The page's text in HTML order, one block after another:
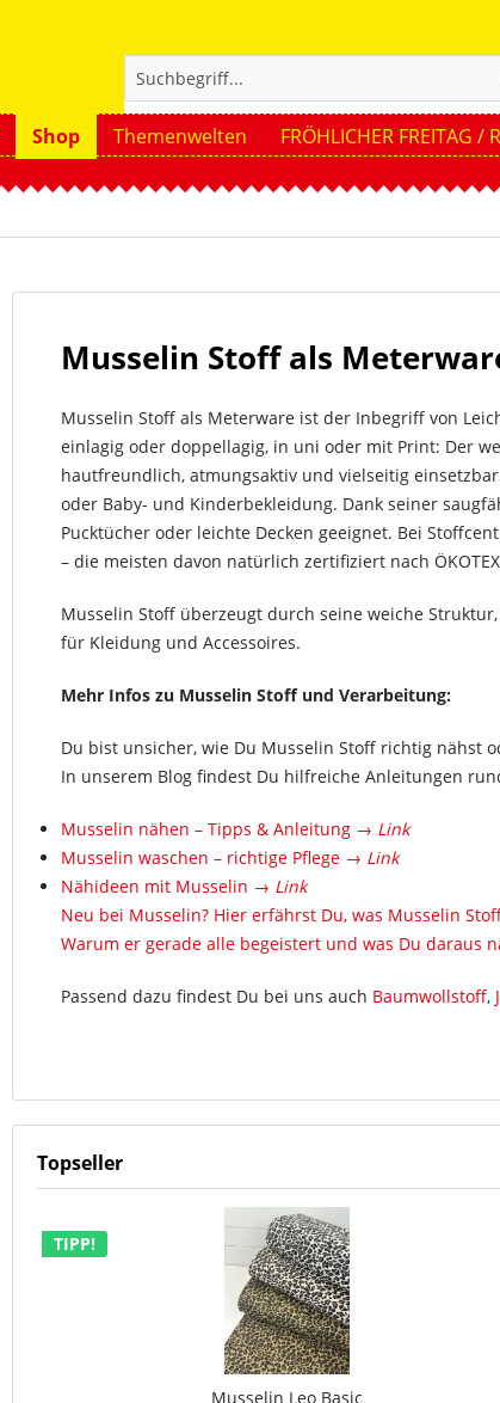
Shop Themenwelten FRÖHLICHER FREITAG /
Musselin Stoff als
Musselin Stoff als Meterware ist der Inbegriff von
einlagig oder doppellagig, in uni oder mit Print: Der
hautfreundlich, atmungsaktiv und vielseitig
oder Baby- und Kinderbekleidung. Dank seiner
Pucktücher oder leichte Decken geeignet. Bei
– die meisten davon natürlich zertifiziert nach ÖKOTEX
Musselin Stoff überzeugt durch seine weiche
für Kleidung und Accessoires.
Mehr Infos zu Musselin Stoff und Verarbeitung:
Du bist unsicher, wie Du Musselin Stoff richtig nähst
In unserem Blog findest Du hilfreiche Anleitungen
Musselin nähen – Tipps & Anleitung → Link
Musselin waschen – richtige Pflege → Link
Nähideen mit Musselin → Link
Neu bei Musselin? Hier erfährst Du, was Musselin
Warum er gerade alle begeistert und was Du daraus
Passend dazu findest Du bei uns auch Baumwollstoff,
Topseller
TIPP!
Musselin Leo Basic